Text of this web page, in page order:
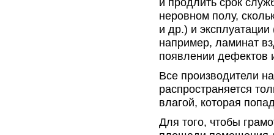
и продлить срок
неровном полу,
и др.) и
например, ламинат
появлении дефектов
Все производители
распространяется
влагой, которая
Для того, чтобы